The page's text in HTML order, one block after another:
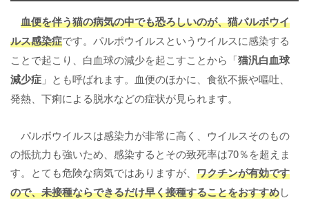
血便を伴う猫の病気の中でも恐ろしいのが、猫パルボウイ
ルス感染症です。パルポウイルスというウイルスに感染する
ことで起こり、白血球の減少を起こすことから「猫汎白血球
減少症 」とも呼ばれます。血便のほかに、食欲不振や嘔吐、
発熱、下痢による脱水などの症状が見られます。
パルボウイルスは感染力が非常に高く、ウイルスそのもの
の抵抗力も強いため、感染するとその致死率は70％を超えま
す。とても危険な病気ではありますが、 ワクチンが有効です
ので、未接種ならできるだけ早く接種することをおすすめし